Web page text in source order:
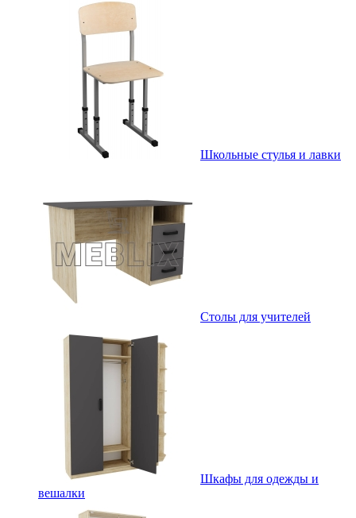
Школьные стулья и лавки
Столы для учителей
Шкафы для одежды и
вешалки